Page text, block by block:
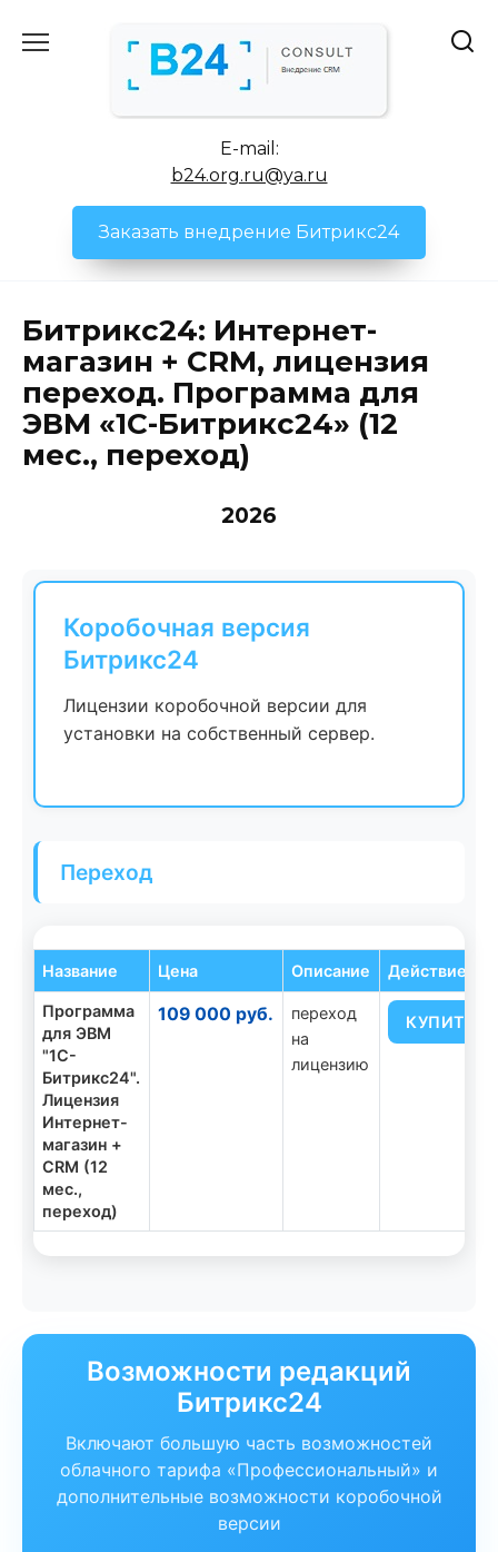
E-mail:
b24.org.ru@ya.ru
Заказать внедрение Битрикс24
Битрикс24: Интернет-
магазин + CRM, лицензия
переход. Программа для
ЭВМ «1С-Битрикс24» (12
мес., переход)
2026
Коробочная версия
Битрикс24
Лицензии коробочной версии для
установки на собственный сервер.
Переход
Название Цена Описание Действие
Программа
для ЭВМ
"1С-
Битрикс24".
Лицензия
Интернет-
магазин +
CRM (12
мес.,
переход)
109 000 руб.
переход
на
лицензию
КУПИТЬ
Возможности редакций
Битрикс24
Включают большую часть возможностей
облачного тарифа «Профессиональный» и
дополнительные возможности коробочной
версии